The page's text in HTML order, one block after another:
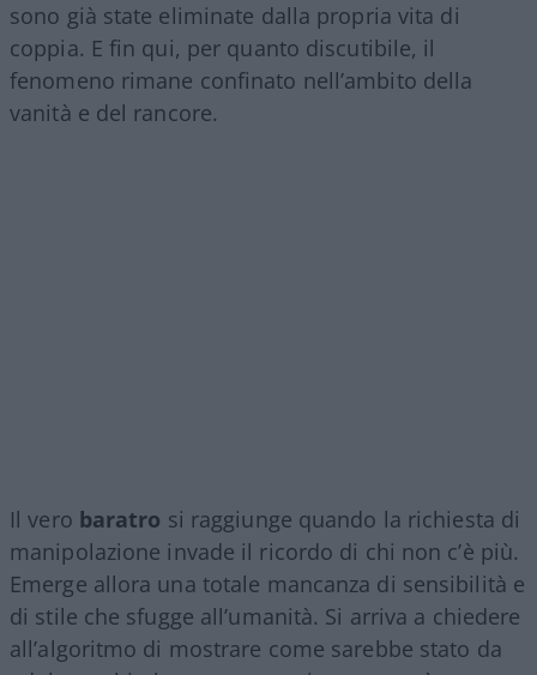
sono già state eliminate dalla propria vita di
coppia. E fin qui, per quanto discutibile, il
fenomeno rimane confinato nell’ambito della
vanità e del rancore.
Il vero baratro si raggiunge quando la richiesta di
manipolazione invade il ricordo di chi non c’è più.
Emerge allora una totale mancanza di sensibilità e
di stile che sfugge all’umanità. Si arriva a chiedere
all’algoritmo di mostrare come sarebbe stato da